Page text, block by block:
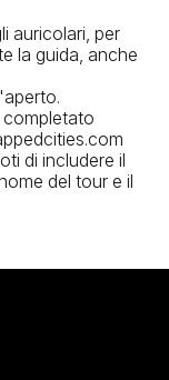
auricolari, per
la guida, anche
completato
di includere il
del tour e il